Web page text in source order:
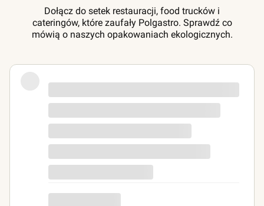
Dołącz do setek restauracji, food trucków i
cateringów, które zaufały Polgastro. Sprawdź co
mówią o naszych opakowaniach ekologicznych.
pojemniki zgodne z opisem. Polecam